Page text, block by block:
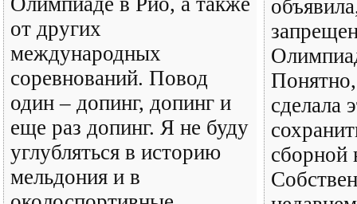
от других
международных
соревнований. Повод
один – допинг, допинг и
еще раз допинг. Я не буду
углубляться в историю
мельдония и в
сделала
сборной